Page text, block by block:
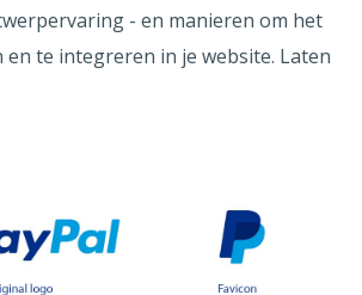
- en manieren om het
te integreren in je website. Laten